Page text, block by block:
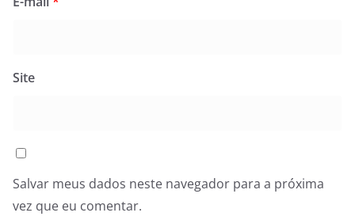
Site
Salvar meus dados neste navegador para a próxima
vez que eu comentar.